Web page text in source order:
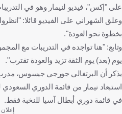
على "إكس"، فيديو لنيمار وهو في
وعلق الشهراني على الفيديو قائلا:
بخطوة نحو العودة".
وتابع: "هنا تواجده في التدريبات مع
يوم (بعد) يوم الثقة تزيد والعودة تقترب".
يذكر أن البرتغالي جورجي جيسوس،
استبعاد نيمار من قائمة الدوري
في قائمة دوري أبطال آسيا للنخبة فقط.
إعلان